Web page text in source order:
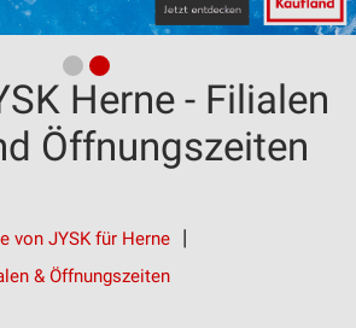
Herne - Filialen
Öffnungszeiten
von JYSK für Herne
& Öffnungszeiten